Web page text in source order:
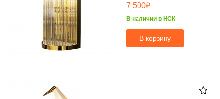
7 500₽
В наличии в НСК
В корзину